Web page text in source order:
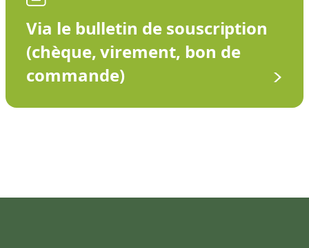
Via le bulletin de souscription
(chèque, virement, bon de
commande)